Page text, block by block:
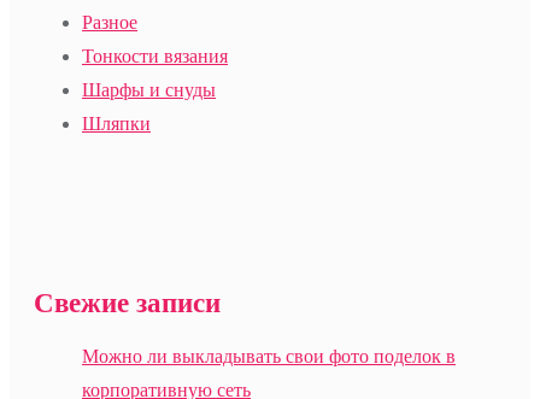
Разное
Тонкости вязания
Шарфы и снуды
Шляпки
Свежие записи
Можно ли выкладывать свои фото поделок в
корпоративную сеть